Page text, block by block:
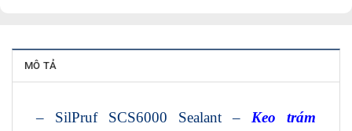
MÔ TẢ
– SilPruf SCS6000 Sealant – Keo trám